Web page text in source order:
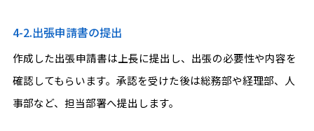
4-2.出張申請書の提出
作成した出張申請書は上長に提出し、出張の必要性や内容を
確認してもらいます。承認を受けた後は総務部や経理部、人
事部など、担当部署へ提出します。